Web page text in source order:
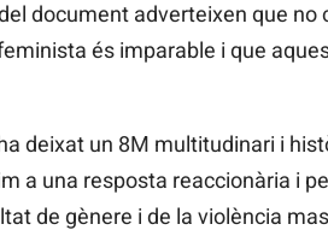
document adverteixen que no
és imparable i que
deixat un 8M multitudinari i
a una resposta reaccionària i
de gènere i de la violència